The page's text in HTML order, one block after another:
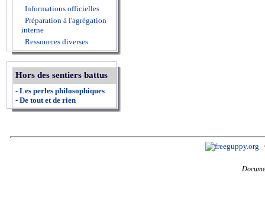
Informations officielles
Préparation à l'agrégation
interne
Ressources diverses
Hors des sentiers battus
- Les perles philosophiques
- De tout et de rien